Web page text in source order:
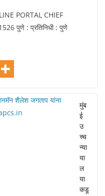
PORTAL CHIEF
पुणे : प्रतिनिधी : पुणे
मुंब
ई
उ
च्च
न्या
या
ल
या
कडू